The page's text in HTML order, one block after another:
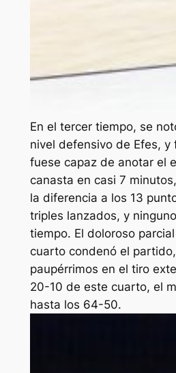
En el tercer tiempo, se
nivel defensivo de Efes, y
fuese capaz de anotar el
canasta en casi 7
la diferencia a los 13
triples lanzados, y
tiempo. El doloroso
cuarto condenó el
paupérrimos en el tiro
20-10 de este cuarto, el
hasta los 64-50.